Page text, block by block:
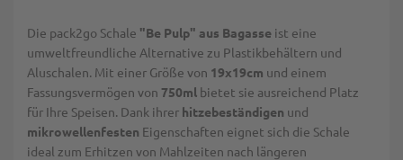
Die pack2go Schale "Be Pulp" aus Bagasse ist eine
umweltfreundliche Alternative zu Plastikbehältern und
Aluschalen. Mit einer Größe von 19x19cm und einem
Fassungsvermögen von 750ml bietet sie ausreichend Platz
für Ihre Speisen. Dank ihrer hitzebeständigen und
mikrowellenfesten Eigenschaften eignet sich die Schale
ideal zum Erhitzen von Mahlzeiten nach längeren